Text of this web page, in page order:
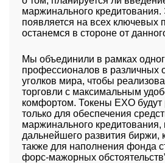
маржинального
появляется на всех ключевых
останемся в стороне от
Мы объединили в рамках
профессионалов в различных
уголков мира, чтобы
торговли с максимальным
комфортом. Токены EXO
только для обеспечения
маржинального кредитования,
дальнейшего развития биржи,
также для наполнения фонда
форс-мажорных